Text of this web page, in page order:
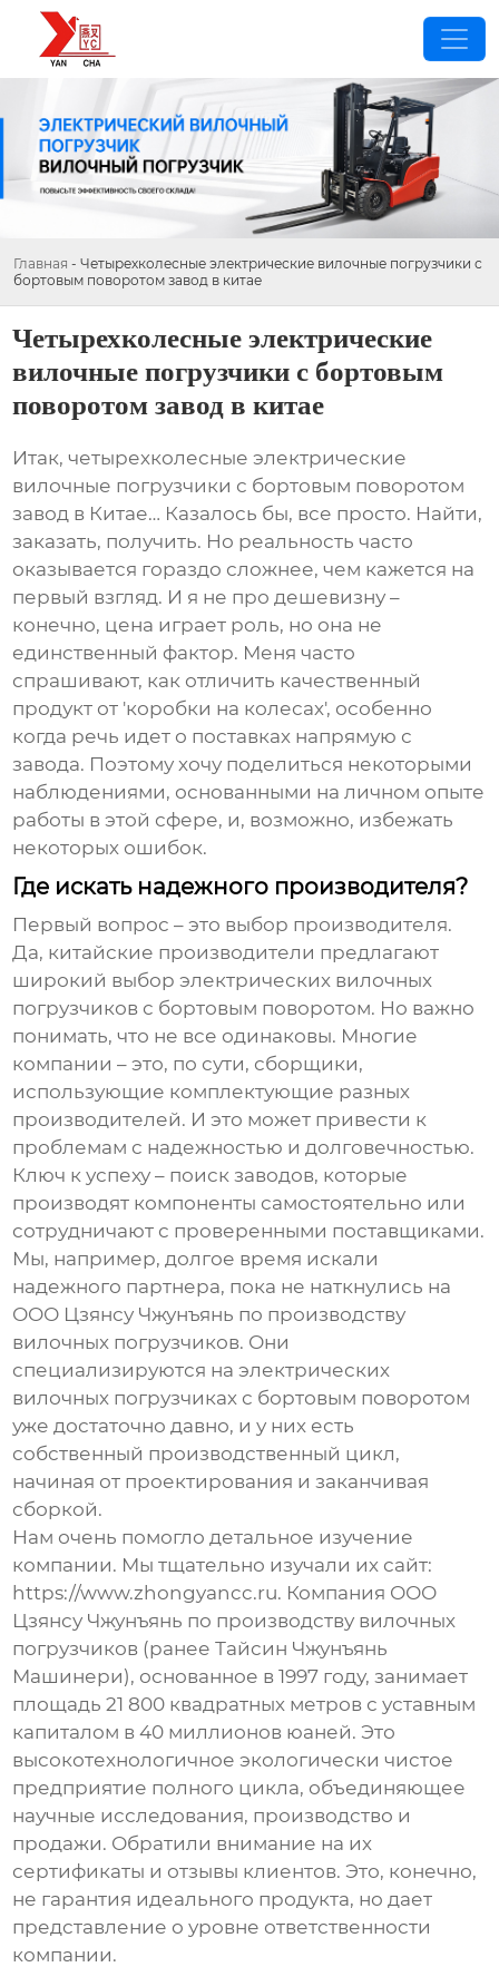
Главная - Четырехколесные электрические вилочные погрузчики с
бортовым поворотом завод в китае
Четырехколесные электрические
вилочные погрузчики с бортовым
поворотом завод в китае
Итак,четырехколесные электрические
вилочные погрузчики с бортовым поворотом
завод в Китае… Казалось бы, все просто. Найти,
заказать, получить. Но реальность часто
оказывается гораздо сложнее, чем кажется на
первый взгляд. И я не про дешевизну –
конечно, цена играет роль, но она не
единственный фактор. Меня часто
спрашивают, как отличить качественный
продукт от 'коробки на колесах', особенно
когда речь идет о поставках напрямую с
завода. Поэтому хочу поделиться некоторыми
наблюдениями, основанными на личном опыте
работы в этой сфере, и, возможно, избежать
некоторых ошибок.
Где искать надежного производителя?
Первый вопрос – это выбор производителя.
Да, китайские производители предлагают
широкий выборэлектрических вилочных
погрузчиков с бортовым поворотом. Но важно
понимать, что не все одинаковы. Многие
компании – это, по сути, сборщики,
использующие комплектующие разных
производителей. И это может привести к
проблемам с надежностью и долговечностью.
Ключ к успеху – поиск заводов, которые
производят компоненты самостоятельно или
сотрудничают с проверенными поставщиками.
Мы, например, долгое время искали
надежного партнера, пока не наткнулись на
ООО Цзянсу Чжунъянь по производству
вилочных погрузчиков. Они
специализируются наэлектрических
вилочных погрузчиках с бортовым поворотом
уже достаточно давно, и у них есть
собственный производственный цикл,
начиная от проектирования и заканчивая
сборкой.
Нам очень помогло детальное изучение
компании. Мы тщательно изучали их сайт:
https://www.zhongyancc.ru. Компания ООО
Цзянсу Чжунъянь по производству вилочных
погрузчиков (ранее Тайсин Чжунъянь
Машинери), основанное в 1997 году, занимает
площадь 21 800 квадратных метров с уставным
капиталом в 40 миллионов юаней. Это
высокотехнологичное экологически чистое
предприятие полного цикла, объединяющее
научные исследования, производство и
продажи. Обратили внимание на их
сертификаты и отзывы клиентов. Это, конечно,
не гарантия идеального продукта, но дает
представление о уровне ответственности
компании.